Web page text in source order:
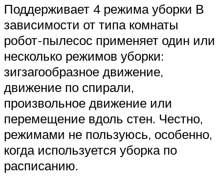
Поддерживает 4 режима уборки В
зависимости от типа комнаты
робот-пылесос применяет один или
несколько режимов уборки:
зигзагообразное движение,
движение по спирали,
произвольное движение или
перемещение вдоль стен. Честно,
режимами не пользуюсь, особенно,
когда используется уборка по
расписанию.